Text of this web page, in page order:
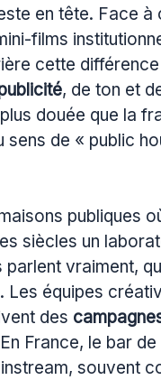
en tête. Face
films
cette
, de ton et
douée que la
sens de « public
publiques
siècles un
vraiment,
Les équipes
des
France, le bar
souvent